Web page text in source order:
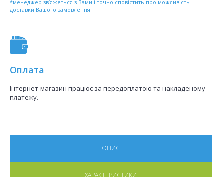
*менеджер зв’яжеться з Вами і точно сповістить про можливість
доставки Вашого замовлення
Оплата
Інтернет-магазин працює за передоплатою та накладеному
платежу.
ОПИС
ХАРАКТЕРИСТИКИ